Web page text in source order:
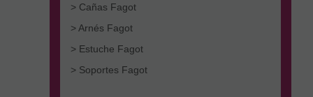
> Cañas Fagot
> Arnés Fagot
> Estuche Fagot
> Soportes Fagot